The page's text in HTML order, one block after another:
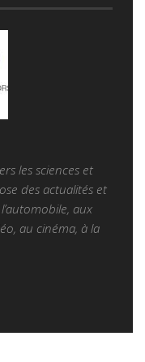
les sciences et
des actualités et
aux
au cinéma, à la